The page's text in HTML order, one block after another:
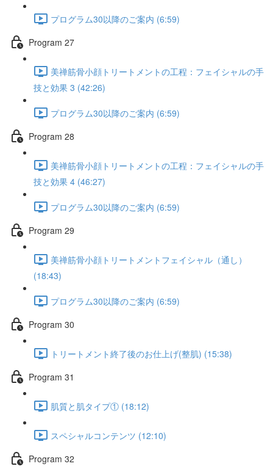
プログラム30以降のご案内 (6:59)
Program 27
美禅筋骨小顔トリートメントの工程：フェイシャルの手
技と効果 3 (42:26)
プログラム30以降のご案内 (6:59)
Program 28
美禅筋骨小顔トリートメントの工程：フェイシャルの手
技と効果 4 (46:27)
プログラム30以降のご案内 (6:59)
Program 29
美禅筋骨小顔トリートメントフェイシャル（通し）
(18:43)
プログラム30以降のご案内 (6:59)
Program 30
トリートメント終了後のお仕上げ(整肌) (15:38)
Program 31
肌質と肌タイプ① (18:12)
スペシャルコンテンツ (12:10)
Program 32